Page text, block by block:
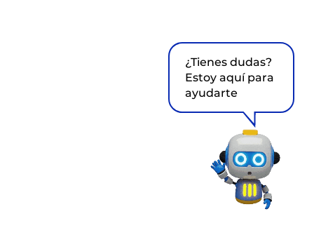
¿Tienes dudas?
Estoy aquí para
ayudarte